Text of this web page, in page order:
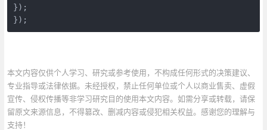
});
});
本文内容仅供个人学习、研究或参考使用，不构成任何形式的决策建议、
专业指导或法律依据。未经授权，禁止任何单位或个人以商业售卖、虚假
宣传、侵权传播等非学习研究目的使用本文内容。如需分享或转载，请保
留原文来源信息，不得篡改、删减内容或侵犯相关权益。感谢您的理解与
支持！